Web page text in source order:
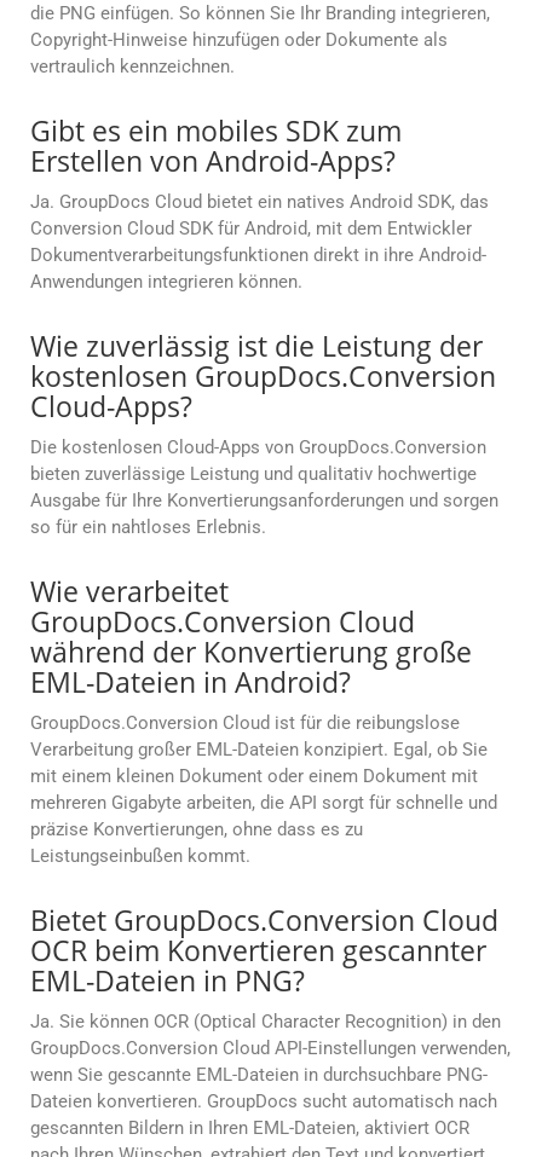
die PNG einfügen. So können Sie Ihr Branding integrieren,
Copyright-Hinweise hinzufügen oder Dokumente als
vertraulich kennzeichnen.
Gibt es ein mobiles SDK zum
Erstellen von Android-Apps?
Ja. GroupDocs Cloud bietet ein natives Android SDK, das
Conversion Cloud SDK für Android, mit dem Entwickler
Dokumentverarbeitungsfunktionen direkt in ihre Android-
Anwendungen integrieren können.
Wie zuverlässig ist die Leistung der
kostenlosen GroupDocs.Conversion
Cloud-Apps?
Die kostenlosen Cloud-Apps von GroupDocs.Conversion
bieten zuverlässige Leistung und qualitativ hochwertige
Ausgabe für Ihre Konvertierungsanforderungen und sorgen
so für ein nahtloses Erlebnis.
Wie verarbeitet
GroupDocs.Conversion Cloud
während der Konvertierung große
EML-Dateien in Android?
GroupDocs.Conversion Cloud ist für die reibungslose
Verarbeitung großer EML-Dateien konzipiert. Egal, ob Sie
mit einem kleinen Dokument oder einem Dokument mit
mehreren Gigabyte arbeiten, die API sorgt für schnelle und
präzise Konvertierungen, ohne dass es zu
Leistungseinbußen kommt.
Bietet GroupDocs.Conversion Cloud
OCR beim Konvertieren gescannter
EML-Dateien in PNG?
Ja. Sie können OCR (Optical Character Recognition) in den
GroupDocs.Conversion Cloud API-Einstellungen verwenden,
wenn Sie gescannte EML-Dateien in durchsuchbare PNG-
Dateien konvertieren. GroupDocs sucht automatisch nach
gescannten Bildern in Ihren EML-Dateien, aktiviert OCR